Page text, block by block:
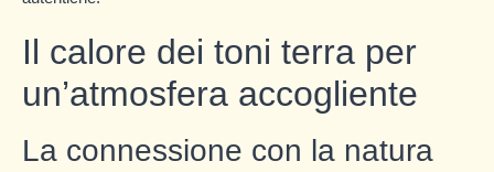
Il calore dei toni terra per
un’atmosfera accogliente
La connessione con la natura